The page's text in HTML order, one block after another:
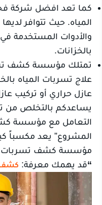
كما تعد افضل شركة
المياه. حيث تتوافر
والأدوات المستخدمة
بالخزانات.
تمتلك مؤسسة كشف
علاج تسربات المياه
عازل حراري أو تركيب
يساعدكم بالتخلص من
التعامل مع مؤسسة
المشروع” يعد مكسباً
مؤسسة كشف تسربات
“قد يهمك معرفة: كشف